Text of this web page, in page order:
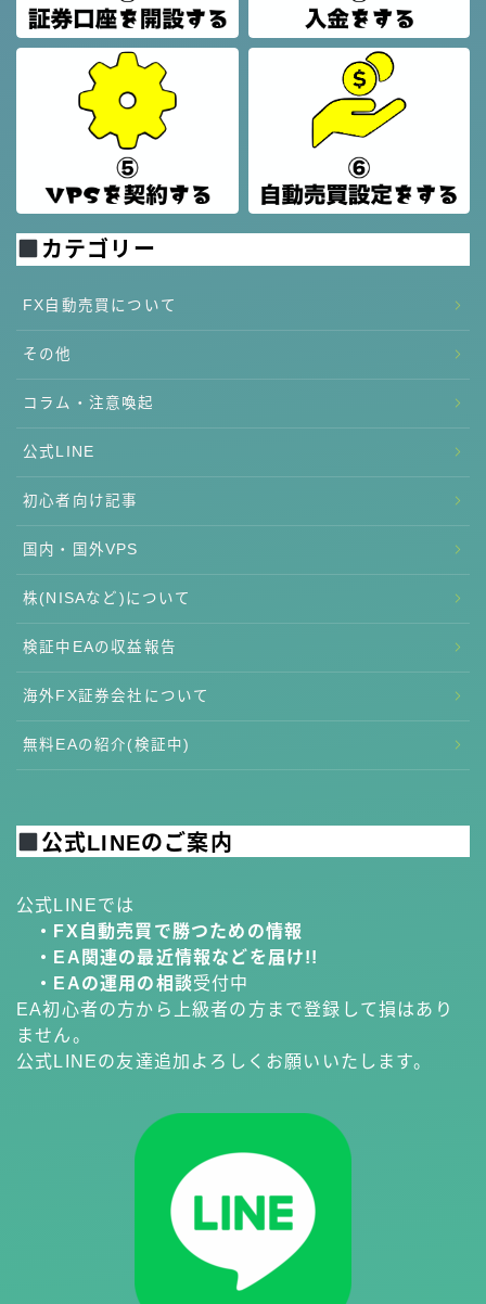
カテゴリー
FX自動売買について
その他
コラム・注意喚起
公式LINE
初心者向け記事
国内・国外VPS
株(NISAなど)について
検証中EAの収益報告
海外FX証券会社について
無料EAの紹介(検証中)
公式LINEのご案内
公式LINEでは
・FX自動売買で勝つための情報
・EA関連の最近情報などを届け!!
・EAの運用の相談受付中
EA初心者の方から上級者の方まで登録して損はあり
ません。
公式LINEの友達追加よろしくお願いいたします。